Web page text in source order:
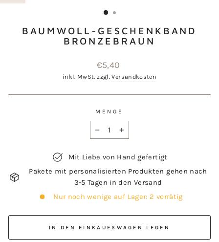
BAUMWOLL-GESCHENKBAND
BRONZEBRAUN
Normaler
Preis
€5,40
inkl. MwSt. zzgl.Versandkosten
MENGE
Mit Liebe von Hand gefertigt
Pakete mit personalisierten Produkten gehen nach
3-5 Tagen in den Versand
Nur noch wenige auf Lager: 2 vorrätig
IN DEN EINKAUFSWAGEN LEGEN